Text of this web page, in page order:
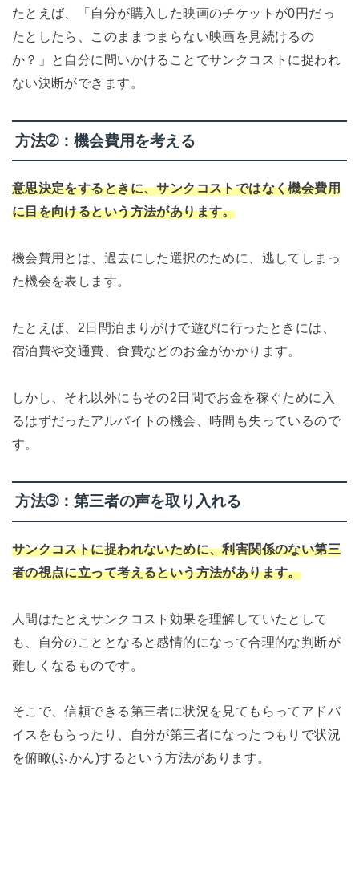
たとえば、「自分が購入した映画のチケットが0円だっ
たとしたら、このままつまらない映画を見続けるの
か？」と自分に問いかけることでサンクコストに捉われ
ない決断ができます。
方法➁：機会費用を考える
意思決定をするときに、サンクコストではなく機会費用
に目を向けるという方法があります。
機会費用とは、過去にした選択のために、逃してしまっ
た機会を表します。
たとえば、2日間泊まりがけで遊びに行ったときには、
宿泊費や交通費、食費などのお金がかかります。
しかし、それ以外にもその2日間でお金を稼ぐために入
るはずだったアルバイトの機会、時間も失っているので
す。
方法➂：第三者の声を取り入れる
サンクコストに捉われないために、利害関係のない第三
者の視点に立って考えるという方法があります。
人間はたとえサンクコスト効果を理解していたとして
も、自分のこととなると感情的になって合理的な判断が
難しくなるものです。
そこで、信頼できる第三者に状況を見てもらってアドバ
イスをもらったり、自分が第三者になったつもりで状況
を俯瞰(ふかん)するという方法があります。